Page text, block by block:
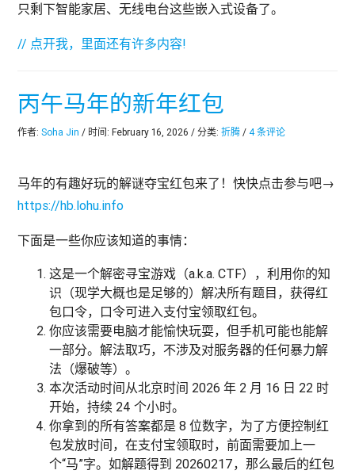
只剩下智能家居、无线电台这些嵌入式设备了。
// 点开我，里面还有许多内容!
丙午马年的新年红包
作者:Soha Jin / 时间: February 16, 2026 / 分类:折腾 /4 条评论
马年的有趣好玩的解谜夺宝红包来了！快快点击参与吧→
https://hb.lohu.info
下面是一些你应该知道的事情：
这是一个解密寻宝游戏（a.k.a. CTF），利用你的知
识（现学大概也是足够的）解决所有题目，获得红
包口令，口令可进入支付宝领取红包。
你应该需要电脑才能愉快玩耍，但手机可能也能解
一部分。解法取巧，不涉及对服务器的任何暴力解
法（爆破等）。
本次活动时间从北京时间 2026 年 2 月 16 日 22 时
开始，持续 24 个小时。
你拿到的所有答案都是 8 位数字，为了方便控制红
包发放时间，在支付宝领取时，前面需要加上一
个“马”字。如解题得到 20260217，那么最后的红包